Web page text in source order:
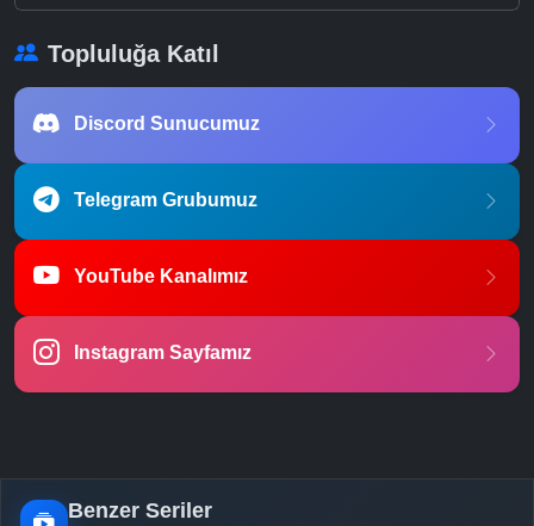
Topluluğa Katıl
Discord Sunucumuz
Telegram Grubumuz
YouTube Kanalımız
Instagram Sayfamız
Benzer Seriler